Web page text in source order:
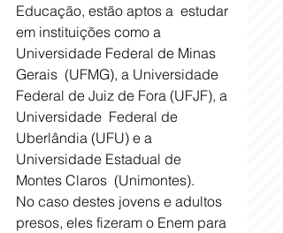
Educação, estão aptos a  estudar
em instituições como a
Universidade Federal de Minas
Gerais  (UFMG), a Universidade
Federal de Juiz de Fora (UFJF), a
Universidade  Federal de
Uberlândia (UFU) e a
Universidade Estadual de
Montes Claros  (Unimontes).
No caso destes jovens e adultos
presos, eles fizeram o Enem para